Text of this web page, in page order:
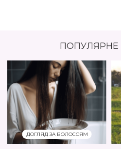
ПОПУЛЯРНЕ
ДОГЛЯД ЗА ВОЛОССЯМ